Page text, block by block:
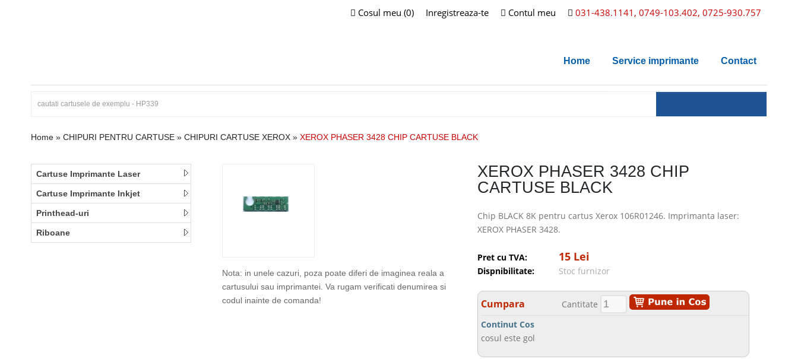
031-438.1141, 0749-103.402, 0725-930.757
Contul meu
Inregistreaza-te
Cosul meu (0)
Home Service imprimante Contact
Home » CHIPURI PENTRU CARTUSE » CHIPURI CARTUSE XEROX » XEROX PHASER 3428 CHIP CARTUSE BLACK
Cartuse Imprimante Laser
Cartuse Imprimante Inkjet
Printhead-uri
Riboane
Nota: in unele cazuri, poza poate diferi de imaginea reala a
cartusului sau imprimantei. Va rugam verificati denumirea si
codul inainte de comanda!
XEROX PHASER 3428 CHIP
CARTUSE BLACK
Chip BLACK 8K pentru cartus Xerox 106R01246. Imprimanta laser:
XEROX PHASER 3428.
Pret cu TVA: 15 Lei
Dispnibilitate: Stoc furnizor
Cumpara
Cantitate
Continut Cos
cosul este gol